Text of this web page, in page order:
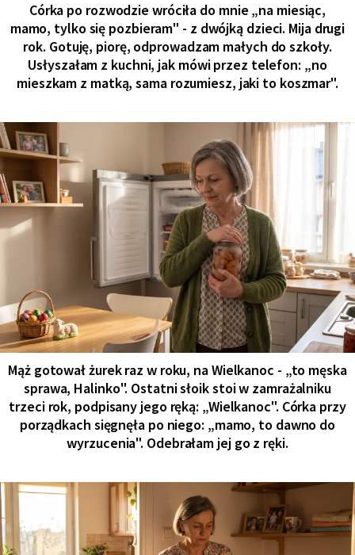
Córka po rozwodzie wróciła do mnie „na miesiąc,
mamo, tylko się pozbieram" - z dwójką dzieci. Mija drugi
rok. Gotuję, piorę, odprowadzam małych do szkoły.
Usłyszałam z kuchni, jak mówi przez telefon: „no
mieszkam z matką, sama rozumiesz, jaki to koszmar".
Mąż gotował żurek raz w roku, na Wielkanoc - „to męska
sprawa, Halinko". Ostatni słoik stoi w zamrażalniku
trzeci rok, podpisany jego ręką: „Wielkanoc". Córka przy
porządkach sięgnęła po niego: „mamo, to dawno do
wyrzucenia". Odebrałam jej go z ręki.